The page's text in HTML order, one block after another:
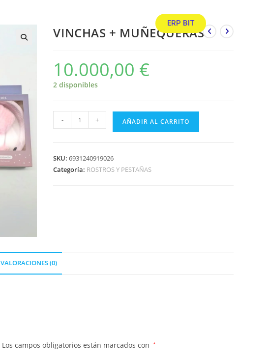
ERP BIT
VINCHAS + MUÑEQUERAS
10.000,00 €
2 disponibles
- + AÑADIR AL CARRITO
SKU:6931240919026
Categoría: ROSTROS Y PESTAÑAS
VALORACIONES (0)
Los campos obligatorios están marcados con *